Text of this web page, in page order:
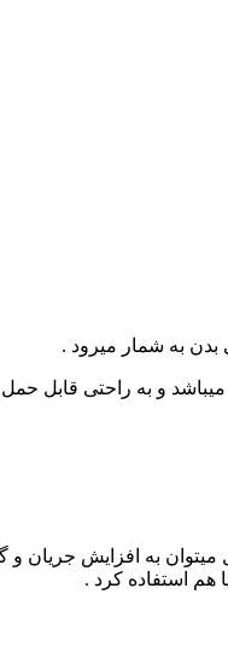
به شمار میرود .
محصنوعی بسیار با کیفیت تولید شده است . همچنین
میتوان به افزایش
هم استفاده کرد .